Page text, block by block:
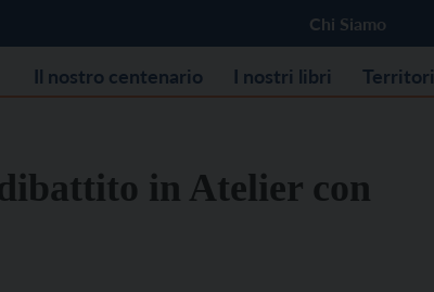
Chi Siamo
Il nostro centenario I nostri libri Territori
in Atelier con